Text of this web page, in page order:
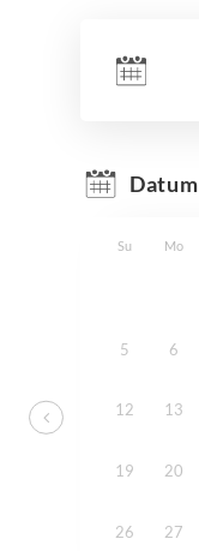
Datum
Su Mo
5 6
12 13
19 20
26 27